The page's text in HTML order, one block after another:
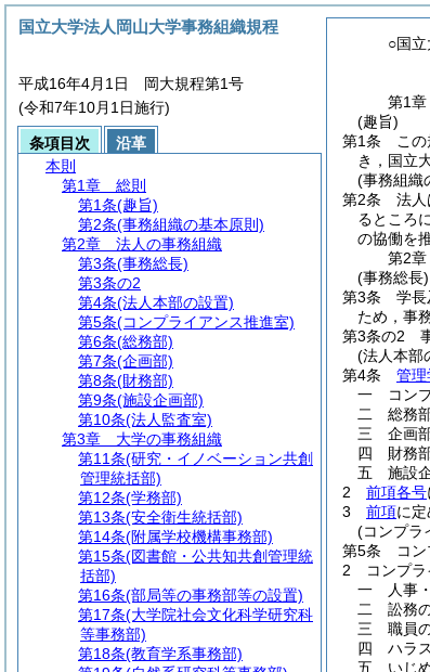
○国
第1章
(趣旨)
第1条
この
き，国立
(事務組織
第2条
法人
るところ
の協働を
第2章
(事務総長)
第3条
学長
ため，事
第3条の2
(法人本部
第4条
管理
一
コン
二
総務
三
企画
四
財務
五
施設
2
前項各号
3
前項に定
(コンプラ
第5条
コ
2
コンプ
一
人事
二
訟務
三
職員
四
ハラ
五
いじ
国立大学法人岡山大学事務組織規程
平成16年4月1日 岡大規程第1号
(令和7年10月1日施行)
条項目次
沿革
本則
第1章
総則
第1条(趣旨)
第2条(事務組織の基本原則)
第2章
法人の事務組織
第3条(事務総長)
第3条の2
第4条(法人本部の設置)
第5条(コンプライアンス推進室)
第6条(総務部)
第7条(企画部)
第8条(財務部)
第9条(施設企画部)
第10条(法人監査室)
第3章
大学の事務組織
第11条(研究・イノベーション共創
管理統括部)
第12条(学務部)
第13条(安全衛生統括部)
第14条(附属学校機構事務部)
第15条(図書館・公共知共創管理統
括部)
第16条(部局等の事務部等の設置)
第17条(大学院社会文化科学研究科
等事務部)
第18条(教育学系事務部)